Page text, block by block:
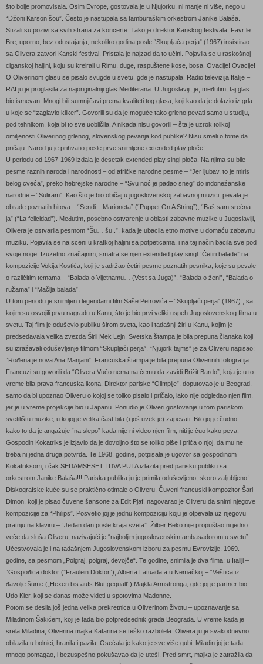
što bolje promovisala. Osim Evrope, gostovala je u Njujorku, ni manje ni više, nego u
“Džoni Karson šou”. Često je nastupala sa tamburaškim orkestrom Janike Balaša.
Stizali su pozivi sa svih strana za koncerte. Tako je direktor Kanskog festivala, Favr le
Bre, uporno, bez odustajanja, nekoliko godina posle “Skupljača perja” (1967) insistirao
sa Olivera zatvori Kanski festival. Pristala je najzad da to učini. Pojavila se u raskošnoj
ciganskoj haljini, koju su kreirali u Rimu, duge, raspuštene kose, bosa. Ovacije! Ovacije!
O Oliverinom glasu se pisalo svugde u svetu, gde je nastupala. Radio televizija Italije –
RAI ju je proglasila za najoriginalniji glas Mediterana. U Jugoslaviji, je, međutim, taj glas
bio ismevan. Mnogi bili sumnjičavi prema kvaliteti tog glasa, koji kao da je dolazio iz grla
u koje se “zaglavio kliker”. Govorili su da je moguće tako grleno pevati samo u studiju,
pod tehnikom, koja bi to sve uobličila. A nikada nisu govorili – šta je uzrok tolikoj
omiljenosti Oliverinog grlenog, slovenskog pevanja kod publike? Nisu smeli o tome da
pričaju. Narod ju je prihvatio posle prve snimljene extended play ploče!
U periodu od 1967-1969 izdala je desetak extended play singl ploča. Na njima su bile
pesme raznih naroda i narodnosti – od afričke narodne pesme – “Jer ljubav, to je miris
belog cveća”, preko hebrejske narodne – “Svu noć je padao sneg” do indonežanske
narodne – “Suliram”. Kao što je bio običaj u jugoslovenskoj zabavnoj muzici, pevala je
obrade poznatih hitova – “Sendi – Marioneta” (“Puppet On A String”), “Baš sam srećna
ja” (“La felicidad”). Međutim, posebno ostvarenje u oblasti zabavne muzike u Jugoslaviji,
Olivera je ostvarila pesmom “Šu… šu..”, kada je ubacila etno motive u domaću zabavnu
muziku. Pojavila se na sceni u kratkoj haljini sa potpeticama, i na taj način bacila sve pod
svoje noge. Izuzetno značajnim, smatra se njen extended play singl “Četiri balade” na
kompozicije Vokija Kostića, koji je sadržao četiri pesme poznatih pesnika, koje su pevale
o različitim temama – “Balada o Vijetnamu… (Vest sa Juga)”, “Balada o ženi”, “Balada o
ružama” i “Mačija balada”.
U tom periodu je snimljen i legendarni film Saše Petrovića – “Skupljači perja” (1967) , sa
kojim su osvojili prvu nagradu u Kanu, što je bio prvi veliki uspeh Jugoslovenskog filma u
svetu. Taj film je oduševio publiku širom sveta, kao i tadašnji žiri u Kanu, kojim je
predsedavala velika zvezda Širli Mek Lejn. Svetska štampa je bila prepuna članaka koji
su izražavali oduševljenje filmom “Skupljači perja”. “Njujork tajms” je za Oliveru napisao:
“Rođena je nova Ana Manjani”. Francuska štampa je bila prepuna Oliverinih fotografija.
Francuzi su govorili da “Olivera Vučo nema na čemu da zavidi Brižit Bardo”, koja je u to
vreme bila prava francuska ikona. Direktor pariske “Olimpije”, doputovao je u Beograd,
samo da bi upoznao Oliveru o kojoj se toliko pisalo i pričalo, iako nije odgledao njen film,
jer je u vreme projekcije bio u Japanu. Ponudio je Oliveri gostovanje u tom pariskom
svetilištu muzike, u kojoj je velika čast bila (i još uvek je) zapevati. Bilo joj je čudno –
kako to da je angažuje “na slepo” kada nije ni video njen film, niti je čuo kako peva.
Gospodin Kokatriks je izjavio da je dovoljno što se toliko piše i priča o njoj, da mu ne
treba ni jedna druga potvrda. Te 1968. godine, potpisala je ugovor sa gospodinom
Kokatriksom, i čak SEDAMSESET I DVA PUTA izlazila pred parisku publiku sa
orkestrom Janike Balaša!!! Pariska publika ju je primila oduševljeno, skoro zaljubljeno!
Diskografske kuće su se praktično otimale o Oliveru. Čuveni francuski kompozitor Šarl
Dimon, koji je pisao čuvene šansone za Edit Pjaf, nagovarao je Oliveru da snimi njegove
kompozicije za “Philips”. Posvetio joj je jednu kompoziciju koju je otpevala uz njegovu
pratnju na klaviru – “Jedan dan posle kraja sveta”. Žilber Beko nije propuštao ni jedno
veče da sluša Oliveru, nazivajući je “najboljim jugoslovenskim ambasadorom u svetu”.
Učestvovala je i na tadašnjem Jugoslovenskom izboru za pesmu Evrovizije, 1969.
godine, sa pesmom „Poigraj, poigraj, devojče“. Te godine, snimila je dva filma: u Italiji –
“Gospođica doktor (”Fräulein Doktor“), Alberta Latuada a u Nemačkoj – “Veštica iz
đavolje šume („Hexen bis aufs Blut gequält“) Majkla Armstronga, gde joj je partner bio
Udo Kier, koji se danas može videti u spotovima Madonne.
Potom se desila još jedna velika prekretnica u Oliverinom životu – upoznavanje sa
Miladinom Šakićem, koji je tada bio potpredsednik grada Beograda. U vreme kada je
srela Miladina, Oliverina majka Katarina se teško razbolela. Olivera ju je svakodnevno
obilazila u bolnici, hranila i pazila. Osećala je kako je sve više gubi. Miladin joj je tada
mnogo pomagao, i bezuspešno pokušavao da je uteši. Pred smrt, majka je zatražila da